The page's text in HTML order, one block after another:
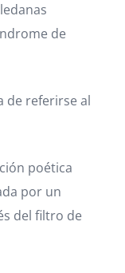
de
de referirse al
poética
por un
del filtro de